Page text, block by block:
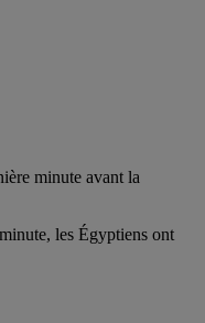
minute avant la
les Égyptiens ont